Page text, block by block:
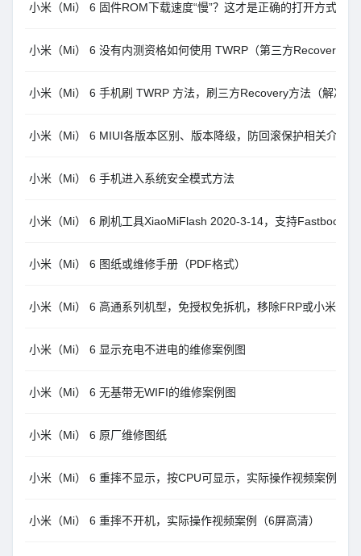
小米（Mi） 6 固件ROM下载速度“慢”？这才是正确的打开方式。
小米（Mi） 6 没有内测资格如何使用 TWRP（第三方Recovery）
小米（Mi） 6 手机刷 TWRP 方法，刷三方Recovery方法（解决卡
小米（Mi） 6 MIUI各版本区别、版本降级，防回滚保护相关介绍
小米（Mi） 6 手机进入系统安全模式方法
小米（Mi） 6 刷机工具XiaoMiFlash 2020-3-14，支持Fastboot、
小米（Mi） 6 图纸或维修手册（PDF格式）
小米（Mi） 6 高通系列机型，免授权免拆机，移除FRP或小米账
小米（Mi） 6 显示充电不进电的维修案例图
小米（Mi） 6 无基带无WIFI的维修案例图
小米（Mi） 6 原厂维修图纸
小米（Mi） 6 重摔不显示，按CPU可显示，实际操作视频案例（6
小米（Mi） 6 重摔不开机，实际操作视频案例（6屏高清）